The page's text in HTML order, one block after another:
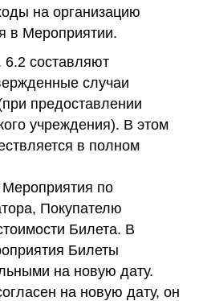
на организацию
в Мероприятии.
составляют
случаи
предоставлении
учреждения). В этом
в полном
по
Покупателю
Билета. В
Билеты
на новую дату.
на новую дату, он